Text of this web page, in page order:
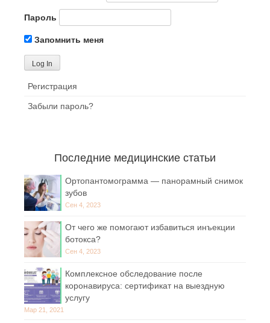
Пароль
Запомнить меня
Регистрация
Забыли пароль?
Последние медицинские статьи
Ортопантомограмма — панорамный снимок
зубов
Сен 4, 2023
От чего же помогают избавиться инъекции
ботокса?
Сен 4, 2023
Комплексное обследование после
коронавируса: сертификат на выездную
услугу
Мар 21, 2021